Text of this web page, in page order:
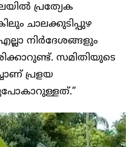
പ്രത്യേക
ചാലക്കുടിപ്പുഴ
നിർദേശങ്ങളും
സമിതിയുടെ
പ്രളയ